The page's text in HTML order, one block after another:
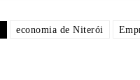
economia de Niterói